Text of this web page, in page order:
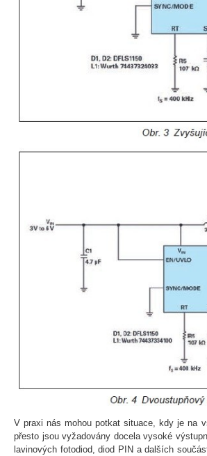
V praxi nás mohou potkat situace, kdy je na
přesto jsou vyžadovány docela vysoké
lavinových fotodiod, diod PIN a dalších